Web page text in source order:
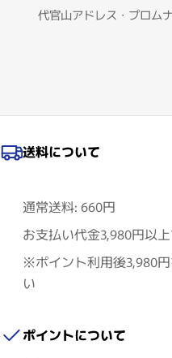
代官山アドレス・プロム
送料について
通常送料: 660円
お支払い代金3,980円以
※ポイント利用後3,980
い
ポイントについて